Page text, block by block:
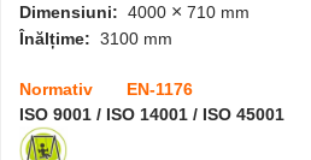
Pavilioane pentru grădinițe
Dimensiuni: 4000 × 710 mm
Înălțime: 3100 mm
Normativ EN-1176
ISO 9001 / ISO 14001 / ISO 45001